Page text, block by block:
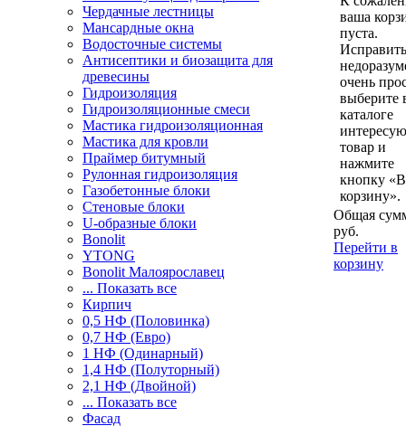
Чердачные лестницы
Мансардные окна
Водосточные системы
Антисептики и биозащита для
древесины
Гидроизоляция
Гидроизоляционные смеси
Мастика гидроизоляционная
Мастика для кровли
Праймер битумный
Рулонная гидроизоляция
Газобетонные блоки
Стеновые блоки
U-образные блоки
Bonolit
YTONG
Bonolit Малоярославец
... Показать все
Кирпич
0,5 НФ (Половинка)
0,7 НФ (Евро)
1 НФ (Одинарный)
1,4 НФ (Полуторный)
2,1 НФ (Двойной)
... Показать все
Фасад
ваша
пуста.
очень
выберите
каталоге
товар и
нажмите
кнопку «В
корзину».
Общая
руб.
Перейти в
корзину